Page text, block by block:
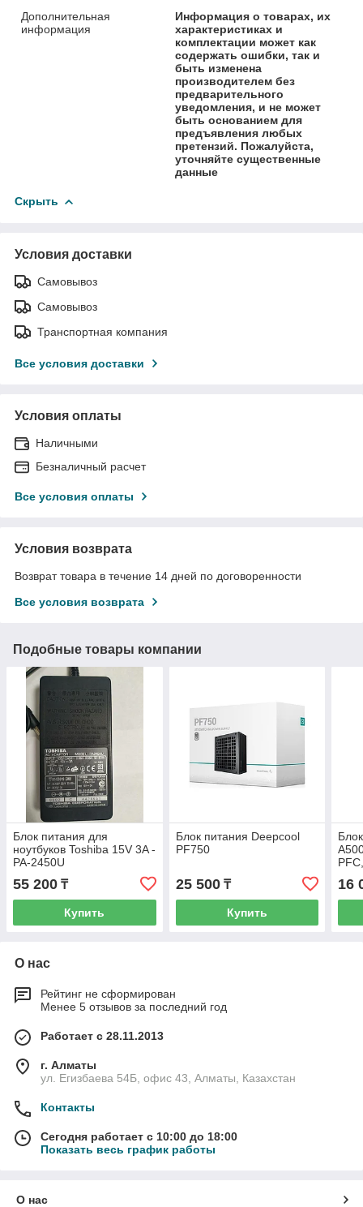
Дополнительная
информация
Информация о товарах, их
характеристиках и
комплектации может как
содержать ошибки, так и
быть изменена
производителем без
предварительного
уведомления, и не может
быть основанием для
предъявления любых
претензий. Пожалуйста,
уточняйте существенные
данные
Скрыть
Условия доставки
Самовывоз
Самовывоз
Транспортная компания
Все условия доставки
Условия оплаты
Наличными
Безналичный расчет
Все условия оплаты
Условия возврата
Возврат товара в течение 14 дней по договоренности
Все условия возврата
Подобные товары компании
Блок питания для
ноутбуков Toshiba 15V 3A -
PA-2450U
55 200 ₸
Купить
Блок питания Deepcool
PF750
25 500₸
Купить
16
О нас
Рейтинг не сформирован
Менее 5 отзывов за последний год
Работает с 28.11.2013
г. Алматы
ул. Егизбаева 54Б, офис 43, Алматы, Казахстан
Контакты
Сегодня работает с 10:00 до 18:00
Показать весь график работы
О нас